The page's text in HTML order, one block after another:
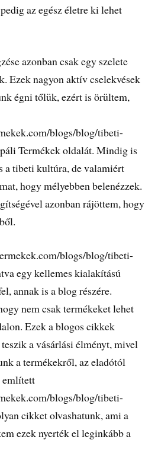
az egész életre ki lehet
azonban csak egy szelete
Ezek nagyon aktív cselekvések
égni tőlük, ezért is örültem,
blogs/blog/tibeti-
Termékek oldalát. Mindig is
a tibeti kultúra, de valamiért
hogy mélyebben belenézzek.
azonban rájöttem, hogy
blogs/blog/tibeti-
egy kellemes kialakítású
annak is a blog részére.
nem csak termékeket lehet
Ezek a blogos cikkek
a vásárlási élményt, mivel
a termékekről, az eladótól
említett
blogs/blog/tibeti-
cikket olvashatunk, ami a
ezek nyerték el leginkább a